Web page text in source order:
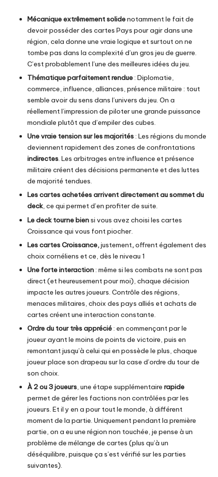
Mécanique extrêmement solidenotamment le fait de
devoir posséder des cartes Pays pour agir dans une
région, cela donne une vraie logique et surtout on ne
tombe pas dans la complexité d’un gros jeu de guerre.
C’est probablement l’une des meilleures idées du jeu.
Thématique parfaitement rendue: Diplomatie,
commerce, influence, alliances, présence militaire : tout
semble avoir du sens dans l’univers du jeu. On a
réellement l’impression de piloter une grande puissance
mondiale plutôt que d’empiler des cubes.
Une vraie tension sur les majorités: Les régions du monde
deviennent rapidement des zones de confrontations
indirectes. Les arbitrages entre influence et présence
militaire créent des décisions permanente et des luttes
de majorité tendues.
Les cartes achetées arrivent directement au sommet du
deck, ce qui permet d’en profiter de suite.
Le deck tourne biensi vous avez choisi les cartes
Croissance qui vous font piocher.
Les cartes Croissance,justement,offrent également des
choix cornéliens et ce, dès le niveau 1
Une forte interaction: même si les combats ne sont pas
direct (et heureusement pour moi), chaque décision
impacte les autres joueurs. Contrôle des régions,
menaces militaires, choix des pays alliés et achats de
cartes créent une interaction constante.
Ordre du tour très apprécié: en commençant par le
joueur ayant le moins de points de victoire, puis en
remontant jusqu’à celui qui en possède le plus, chaque
joueur place son drapeau sur la case d’ordre du tour de
son choix.
À 2 ou 3 joueurs, une étape supplémentaire rapide
permet de gérer les factions non contrôlées par les
joueurs. Et il y en a pour tout le monde, à différent
moment de la partie. Uniquement pendant la première
partie, on a eu une région non touchée, je pense à un
problème de mélange de cartes (plus qu’à un
déséquilibre, puisque ça s’est vérifié sur les parties
suivantes).